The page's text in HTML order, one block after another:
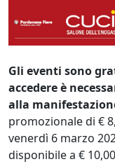
Gli eventi sono
accedere è
alla
promozionale di €
venerdì 6 marzo
disponibile a €